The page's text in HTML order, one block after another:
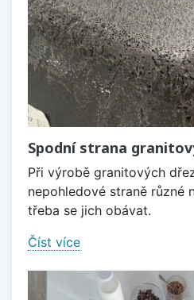
Spodní strana
Při výrobě granitových
nepohledové straně různé
třeba se jich obávat.
Číst více